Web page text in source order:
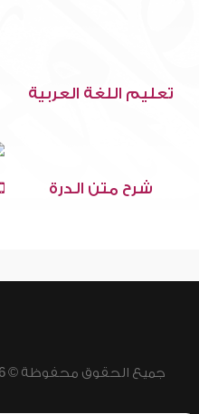
تعليم اللغة العربية
شرح متن الدرة
جميع الحقوق محفوظة © 2026 - 1998 لشبكة إسلام ويب